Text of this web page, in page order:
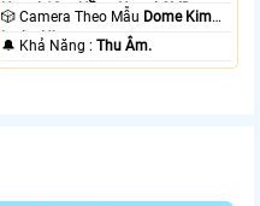
Ngoại 10m Hồng Ngoại SMD.
🎲 Camera Theo Mẫu Dome Kim
loại + Nhựa.
️🔔 Khả Năng :Thu Âm.